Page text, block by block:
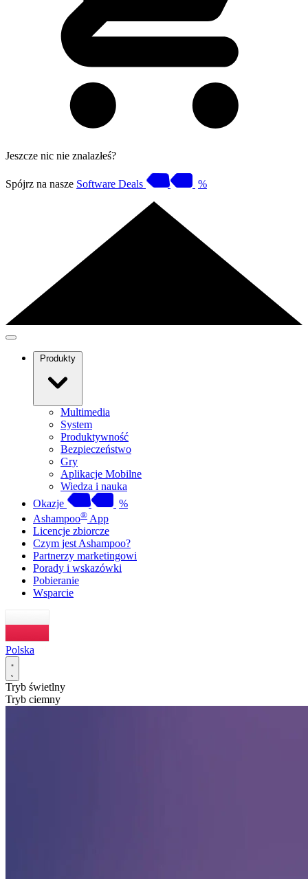
Jeszcze nic nie znalazłeś?
Spójrz na nasze Software Deals %
Produkty
Multimedia
System
Produktywność
Bezpieczeństwo
Gry
Aplikacje Mobilne
Wiedza i nauka
Okazje
%
Ashampoo® App
Licencje zbiorcze
Czym jest Ashampoo?
Partnerzy marketingowi
Porady i wskazówki
Pobieranie
Wsparcie
Polska
Tryb świetlny
Tryb ciemny